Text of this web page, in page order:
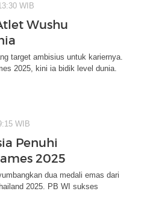
WIB
Wushu
target ambisius untuk kariernya.
2025, kini ia bidik level dunia.
WIB
Penuhi
2025
dua medali emas dari
2025. PB WI sukses